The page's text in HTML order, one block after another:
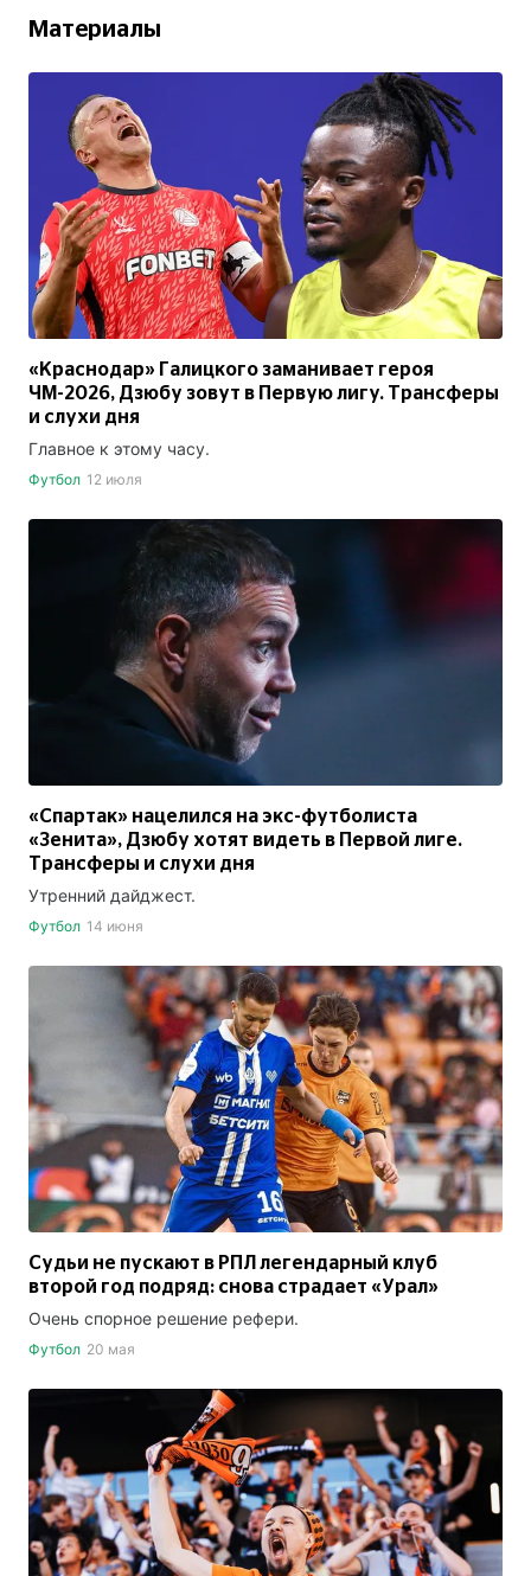
Материалы
«Краснодар» Галицкого заманивает героя
ЧМ-2026, Дзюбу зовут в Первую лигу. Трансферы
и слухи дня
Главное к этому часу.
Футбол 12 июля
«Спартак» нацелился на экс-футболиста
«Зенита», Дзюбу хотят видеть в Первой лиге.
Трансферы и слухи дня
Утренний дайджест.
Футбол 14 июня
Судьи не пускают в РПЛ легендарный клуб
второй год подряд: снова страдает «Урал»
Очень спорное решение рефери.
Футбол 20 мая